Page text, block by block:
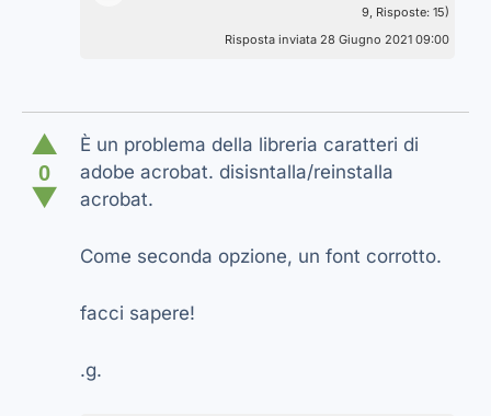
9, Risposte: 15)
Risposta inviata 28 Giugno 2021 09:00
▲
0
▼
È un problema della libreria caratteri di
adobe acrobat. disisntalla/reinstalla
acrobat.
Come seconda opzione, un font corrotto.
facci sapere!
.g.